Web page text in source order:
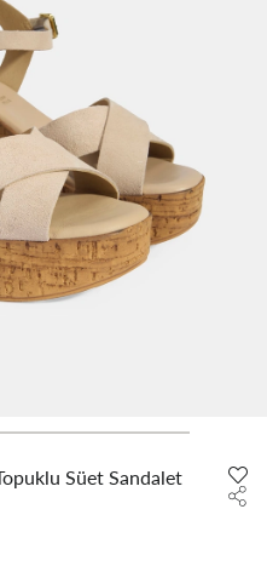
Süet Sandalet